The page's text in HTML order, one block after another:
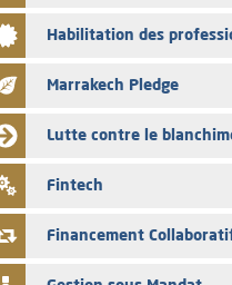
03/08/2026
L' AMMC publie les indicateurs
pour le mois de Juin 2026
31/07/2026
L’AMMC met sur son site internet les
les émetteurs du 30 au 31
31/07/2026
ENVIRONNEMENT – L’AMMC
relatif à l'augmentation de
Habilitation des
Marrakech Pledge
Lutte contre le
Fintech
Financement